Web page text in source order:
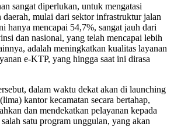
sangat diperlukan, untuk mengatasi
daerah, mulai dari sektor infrastruktur jalan
hanya mencapai 54,7%, sangat jauh dari
dan nasional, yang telah mencapai lebih
adalah meningkatkan kualitas layanan
e-KTP, yang hingga saat ini dirasa
dalam waktu dekat akan di launching
kantor kecamatan secara bertahap,
dan mendekatkan pelayanan kepada
satu program unggulan, yang akan